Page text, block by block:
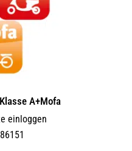
A+Mofa
einloggen